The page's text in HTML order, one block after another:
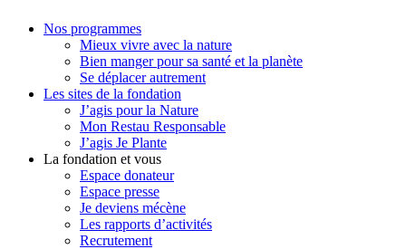
Nos programmes
Mieux vivre avec la nature
Bien manger pour sa santé et la planète
Se déplacer autrement
Les sites de la fondation
J’agis pour la Nature
Mon Restau Responsable
J’agis Je Plante
La fondation et vous
Espace donateur
Espace presse
Je deviens mécène
Les rapports d’activités
Recrutement